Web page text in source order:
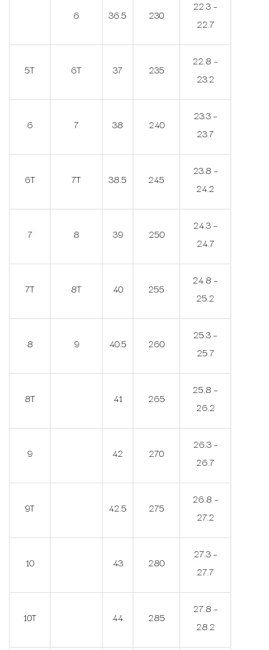
6 36.5 230
22.3 –
22.7
5T 6T 37 235
22.8 –
23.2
6 7 38 240
23.3 –
23.7
6T 7T 38.5 245
23.8 –
24.2
7 8 39 250
24.3 –
24.7
7T 8T 40 255
24.8 –
25.2
8 9 40.5 260
25.3 –
25.7
8T 41 265
25.8 –
26.2
9 42 270
26.3 –
26.7
9T 42.5 275
26.8 –
27.2
10 43 280
27.3 –
27.7
10T 44 285
27.8 –
28.2